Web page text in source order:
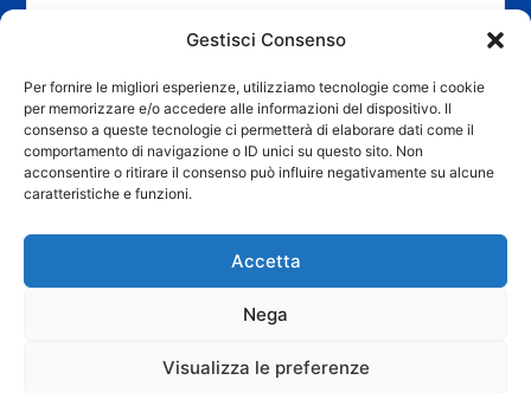
Gestisci Consenso
Per fornire le migliori esperienze, utilizziamo tecnologie come i cookie
per memorizzare e/o accedere alle informazioni del dispositivo. Il
consenso a queste tecnologie ci permetterà di elaborare dati come il
comportamento di navigazione o ID unici su questo sito. Non
acconsentire o ritirare il consenso può influire negativamente su alcune
caratteristiche e funzioni.
Accetta
Nega
Visualizza le preferenze
Forgot Password?
Home
Acquista Lux Vera 6023